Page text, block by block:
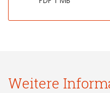
Weitere